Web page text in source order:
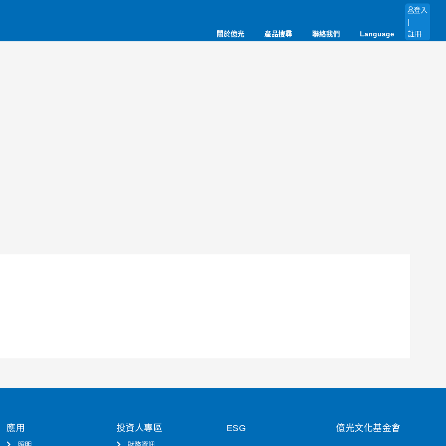
關於億光 產品搜尋 聯絡我們 Language
登入
|
註冊
應用 投資人專區 ESG 億光文化基金會